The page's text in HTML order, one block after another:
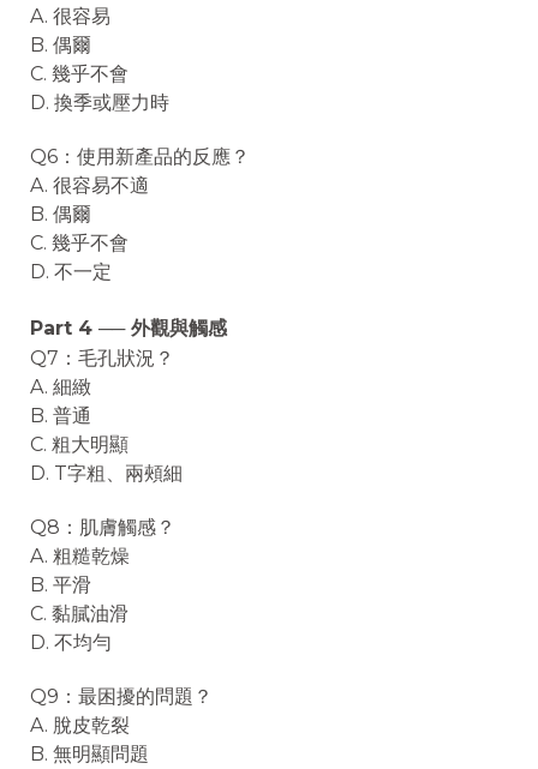
A. 很容易
B. 偶爾
C. 幾乎不會
D. 換季或壓力時
Q6：使用新產品的反應？
A. 很容易不適
B. 偶爾
C. 幾乎不會
D. 不一定
Part 4 ── 外觀與觸感
Q7：毛孔狀況？
A. 細緻
B. 普通
C. 粗大明顯
D. T字粗、兩頰細
Q8：肌膚觸感？
A. 粗糙乾燥
B. 平滑
C. 黏膩油滑
D. 不均勻
Q9：最困擾的問題？
A. 脫皮乾裂
B. 無明顯問題